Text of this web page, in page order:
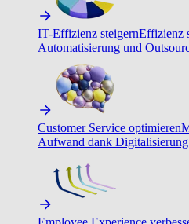
IT-Effizienz steigernEffizienz
Automatisierung und
Customer Service optimieren
Aufwand dank